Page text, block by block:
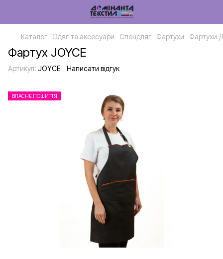
Каталог Одяг та аксесуари Спецодяг Фартухи Фартухи
Фартух JOYCE
Артикул: JOYCE Написати відгук
ВЛАСНЕ ПОШИТТЯ